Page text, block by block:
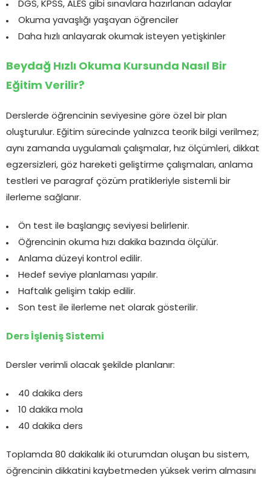
DGS, KPSS, ALES gibi sınavlara hazırlanan adaylar
Okuma yavaşlığı yaşayan öğrenciler
Daha hızlı anlayarak okumak isteyen yetişkinler
Beydağ Hızlı Okuma Kursunda Nasıl Bir
Eğitim Verilir?
Derslerde öğrencinin seviyesine göre özel bir plan
oluşturulur. Eğitim sürecinde yalnızca teorik bilgi verilmez;
aynı zamanda uygulamalı çalışmalar, hız ölçümleri, dikkat
egzersizleri, göz hareketi geliştirme çalışmaları, anlama
testleri ve paragraf çözüm pratikleriyle sistemli bir
ilerleme sağlanır.
Ön test ile başlangıç seviyesi belirlenir.
Öğrencinin okuma hızı dakika bazında ölçülür.
Anlama düzeyi kontrol edilir.
Hedef seviye planlaması yapılır.
Haftalık gelişim takip edilir.
Son test ile ilerleme net olarak gösterilir.
Ders İşleniş Sistemi
Dersler verimli olacak şekilde planlanır:
40 dakika ders
10 dakika mola
40 dakika ders
Toplamda 80 dakikalık iki oturumdan oluşan bu sistem,
öğrencinin dikkatini kaybetmeden yüksek verim almasını